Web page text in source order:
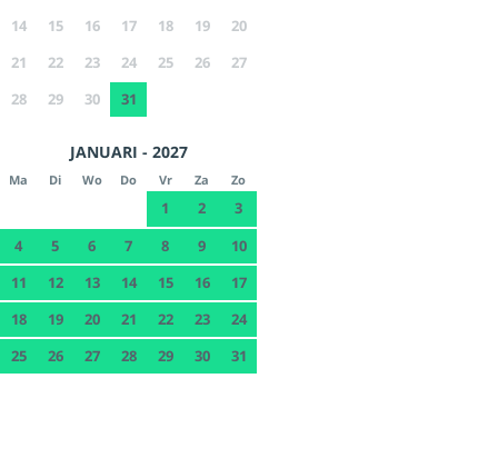
14
15 16 17 18 19
20
21
22 23 24 25 26
27
28
29 30 31
JANUARI - 2027
Ma Di Wo Do Vr Za Zo
1 2
3
4
5 6 7 8 9
10
11
12 13 14 15 16
17
18
19 20 21 22 23
24
25
26 27 28 29 30 31